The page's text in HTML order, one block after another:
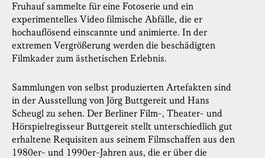
Fruhauf sammelte für eine Fotoserie und ein
experimentelles Video filmische Abfälle, die er
hochauflösend einscannte und animierte. In der
extremen Vergrößerung werden die beschädigten
Filmkader zum ästhetischen Erlebnis.
Sammlungen von selbst produzierten Artefakten sind
in der Ausstellung von Jörg Buttgereit und Hans
Scheugl zu sehen. Der Berliner Film-, Theater- und
Hörspielregisseur Buttgereit stellt unterschiedlich gut
erhaltene Requisiten aus seinem Filmschaffen aus den
1980er- und 1990er-Jahren aus, die er über die